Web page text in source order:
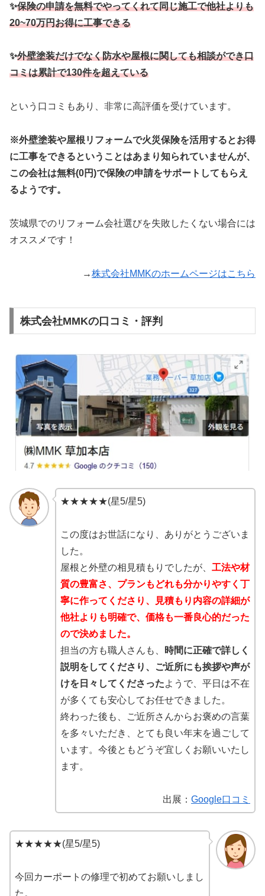
✨保険の申請を無料でやってくれて同じ施工で他社よりも
20~70万円お得に工事できる
✨外壁塗装だけでなく防水や屋根に関しても相談ができ口
コミは累計で130件を超えている
という口コミもあり、非常に高評価を受けています。
※外壁塗装や屋根リフォームで火災保険を活用するとお得
に工事をできるということはあまり知られていませんが、
この会社は無料(0円)で保険の申請をサポートしてもらえ
るようです。
茨城県でのリフォーム会社選びを失敗したくない場合には
オススメです！
→株式会社MMKのホームページはこちら
株式会社MMKの口コミ・評判
★★★★★(星5/星5)
この度はお世話になり、ありがとうございま
した。
屋根と外壁の相見積もりでしたが、 工法や材
質の豊富さ、プランもどれも分かりやすく丁
寧に作ってくださり、見積もり内容の詳細が
他社よりも明確で、価格も一番良心的だった
ので決めました。
担当の方も職人さんも、
時間に正確で詳しく
説明をしてくださり、ご近所にも挨拶や声が
けを日々してくださったようで、平日は不在
が多くても安心してお任せできました。
終わった後も、ご近所さんからお褒めの言葉
を多々いただき、とても良い年末を過ごして
います。今後ともどうぞ宜しくお願いいたし
ます。
出展： Google口コミ
★★★★★(星5/星5)
今回カーポートの修理で初めてお願いしまし
た。